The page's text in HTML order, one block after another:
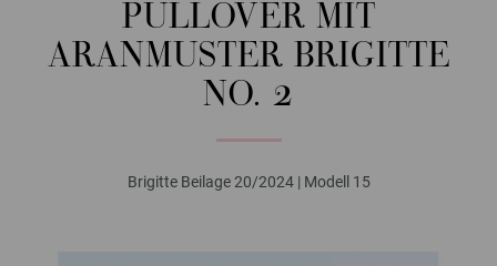
PULLOVER MIT
ARANMUSTER BRIGITTE
NO. 2
Brigitte Beilage 20/2024 | Modell 15